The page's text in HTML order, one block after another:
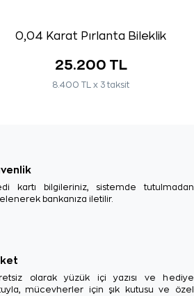
0,04 Karat Pırlanta Bileklik
25.200 TL
8.400 TL x 3 taksit
kartı bilgileriniz, sistemde tutulmadan
bankanıza iletilir.
olarak yüzük içi yazısı ve hediye
mücevherler için şık kutusu ve özel